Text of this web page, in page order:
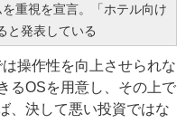
重視を宣言。「ホテル向け
と発表している
操作性を向上させられな
るOSを用意し、その上で
、決して悪い投資ではな